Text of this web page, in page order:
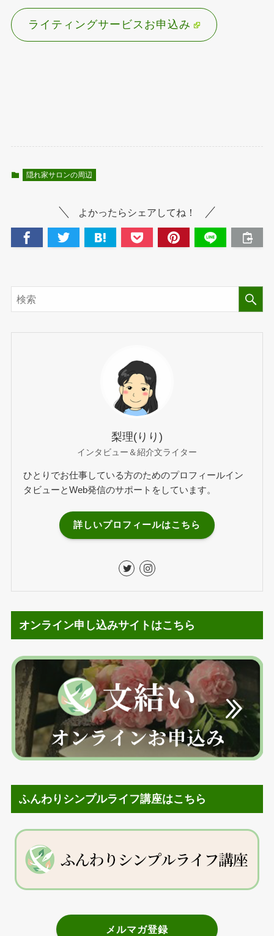
ライティングサービスお申込み
隠れ家サロンの周辺
よかったらシェアしてね！
梨理(りり)
インタビュー＆紹介文ライター
ひとりでお仕事している方のためのプロフィールイン
タビューとWeb発信のサポートをしています。
詳しいプロフィールはこちら
オンライン申し込みサイトはこちら
ふんわりシンプルライフ講座はこちら
メルマガ登録